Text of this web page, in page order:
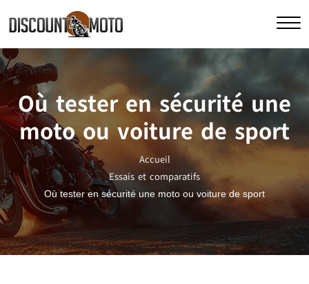
Où tester en sécurité une
moto ou voiture de sport
Accueil
Essais et comparatifs
Où tester en sécurité une moto ou voiture de sport